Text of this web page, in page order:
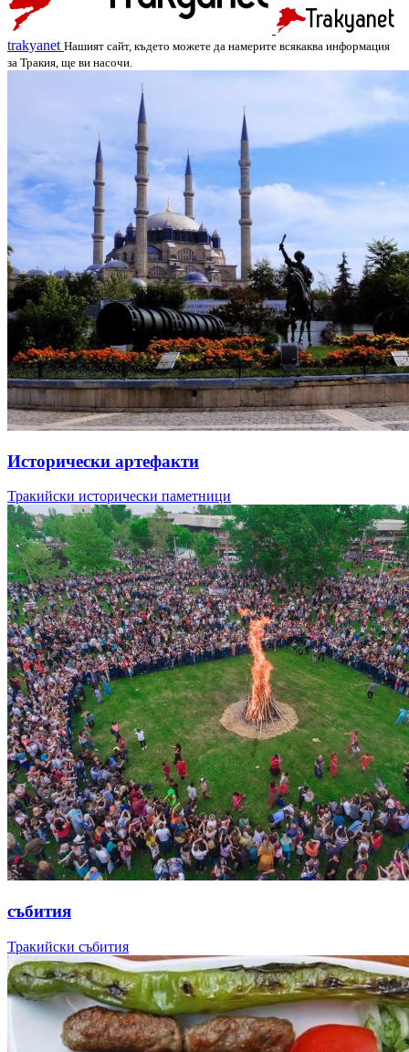
trakyanet Нашият сайт, където можете да намерите всякаква информация
за Тракия, ще ви насочи.
Исторически артефакти
Тракийски исторически паметници
събития
Тракийски събития